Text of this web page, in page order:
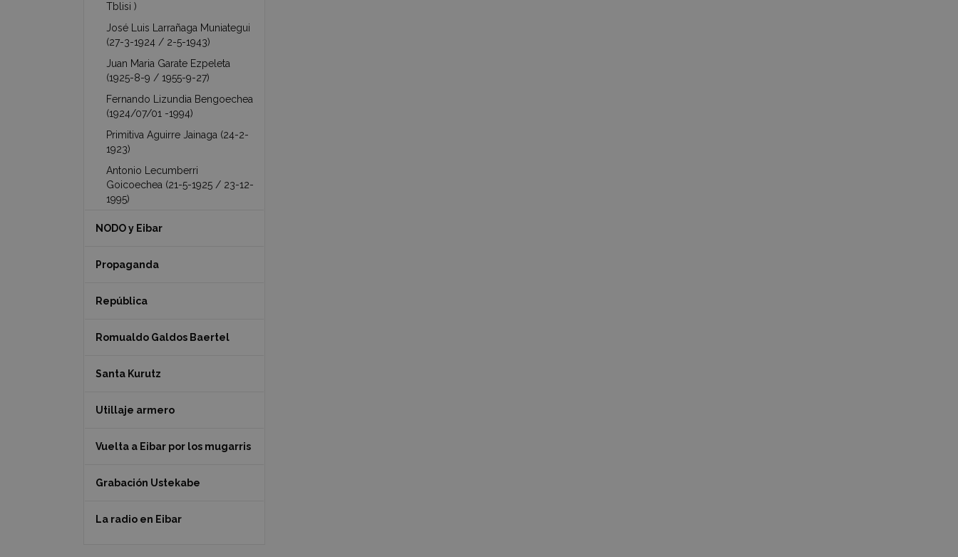
Tblisi )
José Luis Larrañaga Muniategui
(27-3-1924 / 2-5-1943)
Juan Maria Garate Ezpeleta
(1925-8-9 / 1955-9-27)
Fernando Lizundia Bengoechea
(1924/07/01 -1994)
Primitiva Aguirre Jainaga (24-2-
1923)
Antonio Lecumberri
Goicoechea (21-5-1925 / 23-12-
1995)
NODO y Eibar
Propaganda
República
Romualdo Galdos Baertel
Santa Kurutz
Utillaje armero
Vuelta a Eibar por los mugarris
Grabación Ustekabe
La radio en Eibar